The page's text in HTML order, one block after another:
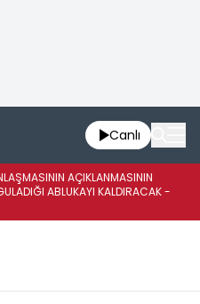
Canlı
AÇIKLANMASININ
ABLUKAYI KALDIRACAK -